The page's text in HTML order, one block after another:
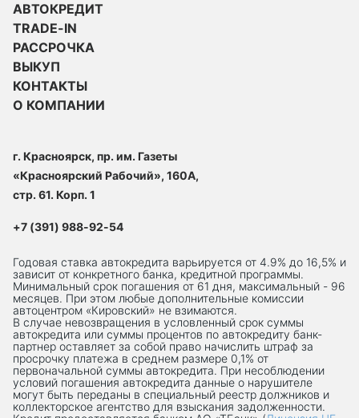
АВТОКРЕДИТ
TRADE-IN
РАССРОЧКА
ВЫКУП
КОНТАКТЫ
О КОМПАНИИ
г. Красноярск, пр. им. Газеты
«Красноярский Рабочий», 160А,
стр. 61. Корп. 1
+7 (391) 988-92-54
Годовая ставка автокредита варьируется от 4.9% до 16,5% и
зависит от конкретного банка, кредитной программы.
Минимальный срок погашения от 61 дня, максимальный - 96
месяцев. При этом любые дополнительные комиссии
автоцентром «Кировский» не взимаются.
В случае невозвращения в условленный срок суммы
автокредита или суммы процентов по автокредиту банк-
партнер оставляет за собой право начислить штраф за
просрочку платежа в среднем размере 0,1% от
первоначальной суммы автокредита. При несоблюдении
условий погашения автокредита данные о нарушителе
могут быть переданы в специальный реестр должников и
коллекторское агентство для взыскания задолженности.